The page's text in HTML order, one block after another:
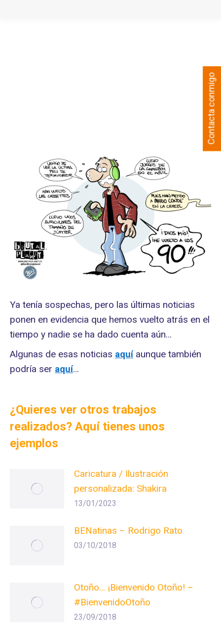
Ya tenía sospechas, pero las últimas noticias
ponen en evidencia que hemos vuelto atrás en el
tiempo y nadie se ha dado cuenta aún…
Algunas de esas noticias aquíaunque también
podría ser aquí…
¿Quieres ver otros trabajos
realizados? Aquí tienes unos
ejemplos
Caricatura / Ilustración
personalizada: Shakira
13/01/2023
BENatinas – Rodrigo Rato
03/10/2018
Otoño… ¡Bienvenido Otoño! –
#BienvenidoOtoño
23/09/2018
Contacta conmigo